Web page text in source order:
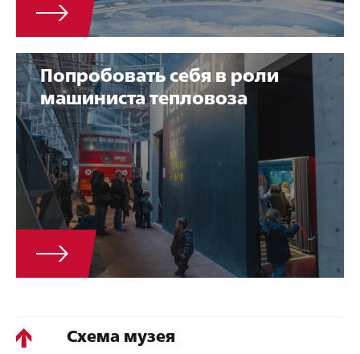
Попробовать себя в роли
машиниста тепловоза
Схема музея